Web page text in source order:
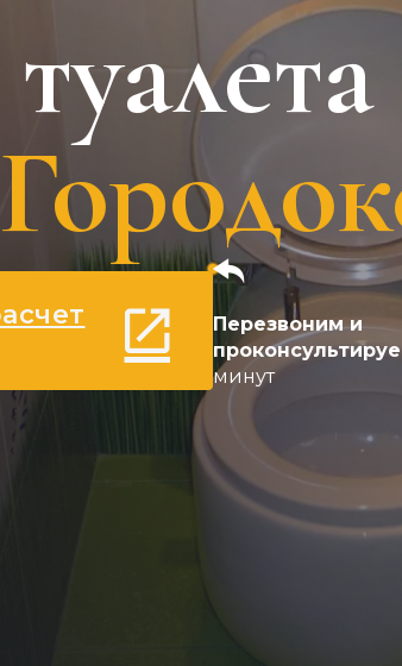
Перезвоним и
минут